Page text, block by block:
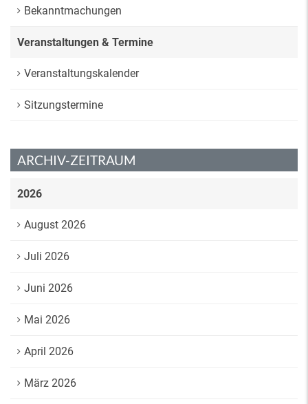
Bekanntmachungen
Veranstaltungen & Termine
Veranstaltungskalender
Sitzungstermine
ARCHIV-ZEITRAUM
2026
August 2026
Juli 2026
Juni 2026
Mai 2026
April 2026
März 2026